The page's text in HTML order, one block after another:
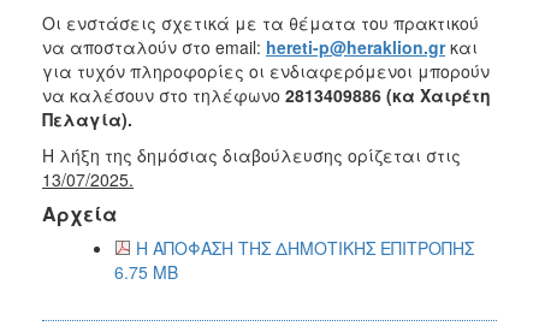
Οι ενστάσεις σχετικά με τα θέματα του πρακτικού
να αποσταλούν στο email: hereti-p@heraklion.gr και
για τυχόν πληροφορίες οι ενδιαφερόμενοι μπορούν
να καλέσουν στο τηλέφωνο 2813409886 (κα Χαιρέτη
Πελαγία).
Η λήξη της δημόσιας διαβούλευσης ορίζεται στις
13/07/2025.
Αρχεία
Η ΑΠΟΦΑΣΗ ΤΗΣ ΔΗΜΟΤΙΚΗΣ ΕΠΙΤΡΟΠΗΣ
6.75 MB